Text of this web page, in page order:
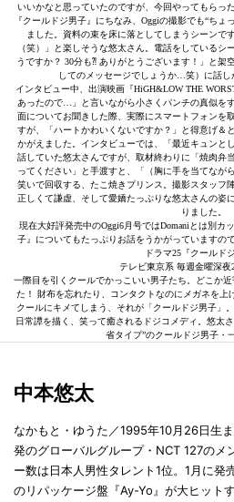
いいかなと思っていたのですが、今回やってもらっ
『クールドジ男子』にちなみ、Oggiの撮影でも“ち
ました。資料の束を床に落としてしまうシーンで
（笑）」と楽しそうな悠太さん。電話をしているシ
うですか？ 30分も⁈ ありがとうございます！」と架
してのメッセージでしょうか…笑）に話し
インタビュー中、出演映画『HiGH&LOW THE
あったので…」と言いながら小さくパンチの真似を
面についてお聞きした際、実際にスマートフォンを
すが、「ハートかわいくないですか？」と得意げ＆
かがえました。インタビューでは、「最近キュンと
話していた悠太さんですが、取材終わりに「焼肉弁
ってください」と手渡すと、「（胸に手を当てなが
笑いで回収する、たこ焼きプリンス。撮影スタッフ
正しくて謙虚、そして愛嬌たっぷりな悠太さんの姿
りました。
現在大好評発売中のOggi6月号ではDomaniとは別カ
子』についてもたっぷりお話をうかがっていますの
ドラマ25『クールド
テレビ東京系 毎週金曜深夜
一際目を引くクールでかっこいい男子たち。どこか
た！ 財布を忘れたり、コンタクトなのにメガネを
クールにキメてしまう、それが「クールドジ男子」
日常譚を描く、笑って癒されるドジコメディ。悠太
省タイプ”のクールドジ男子・
中本悠太
なかもと・ゆうた／1995年10月26日生
発のグローバルグループ・NCT 127のメ
ー数は日本人男性タレント1位。1月に
のリパッケージ盤『Ay-Yo』が大ヒット